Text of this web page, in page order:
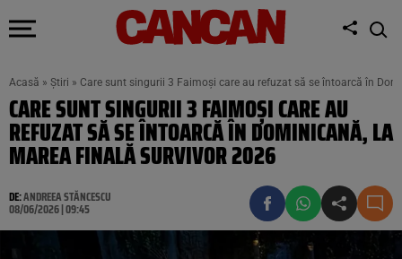
Acasă » Știri » Care sunt singurii 3 Faimoși care au refuzat să se întoarcă în
CARE SUNT SINGURII 3 FAIMOȘI CARE AU
REFUZAT SĂ SE ÎNTOARCĂ ÎN DOMINICANĂ, LA
MAREA FINALĂ SURVIVOR 2026
DE:ANDREEA STĂNCESCU
08/06/2026 | 09:45